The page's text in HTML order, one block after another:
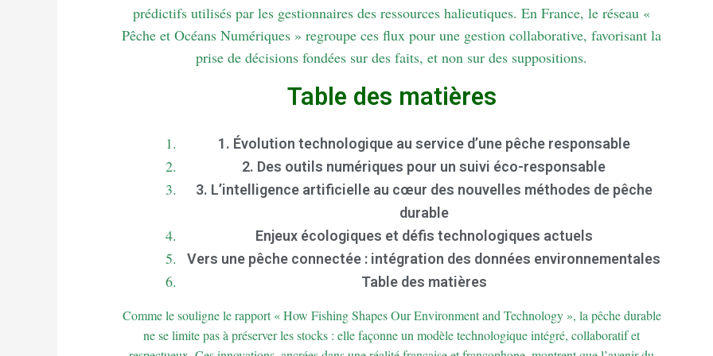
prédictifs utilisés par les gestionnaires des ressources halieutiques. En France, le réseau «
Pêche et Océans Numériques » regroupe ces flux pour une gestion collaborative, favorisant la
prise de décisions fondées sur des faits, et non sur des suppositions.
Table des matières
1. Évolution technologique au service d’une pêche responsable
2. Des outils numériques pour un suivi éco-responsable
3. L’intelligence artificielle au cœur des nouvelles méthodes de pêche
durable
Enjeux écologiques et défis technologiques actuels
Vers une pêche connectée : intégration des données environnementales
Table des matières
Comme le souligne le rapport « How Fishing Shapes Our Environment and Technology », la pêche durable
ne se limite pas à préserver les stocks : elle façonne un modèle technologique intégré, collaboratif et